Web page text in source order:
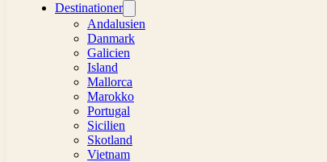
Destinationer
Andalusien
Danmark
Galicien
Island
Mallorca
Marokko
Portugal
Sicilien
Skotland
Vietnam